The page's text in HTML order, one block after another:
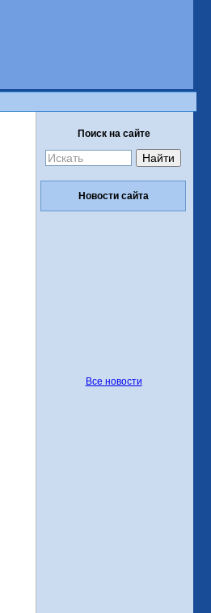
Поиск на сайте
Новости сайта
Все новости